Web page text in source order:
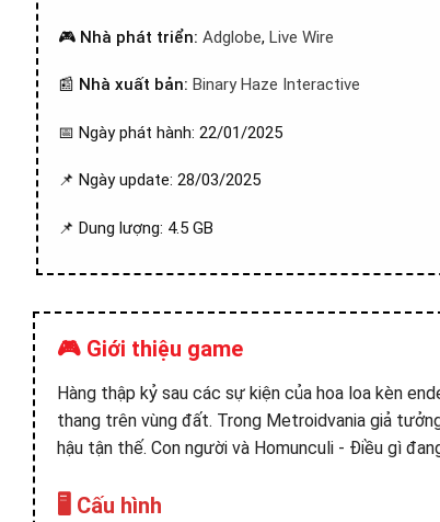
🎮 Nhà phát triển: Adglobe, Live Wire
📰 Nhà xuất bản: Binary Haze Interactive
📅 Ngày phát hành: 22/01/2025
📌 Ngày update: 28/03/2025
📌 Dung lượng: 4.5 GB
🎮 Giới thiệu game
Hàng thập kỷ sau các sự kiện của hoa loa kèn
thang trên vùng đất. Trong Metroidvania giả
hậu tận thế. Con người và Homunculi - Điều gì
🖥️ Cấu hình